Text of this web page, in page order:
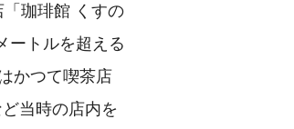
珈琲館 くすの
ートルを超える
かつて喫茶店
当時の店内を